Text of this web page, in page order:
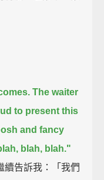
The waiter
to present this
and fancy
blah, blah."
續告訴我：「我們